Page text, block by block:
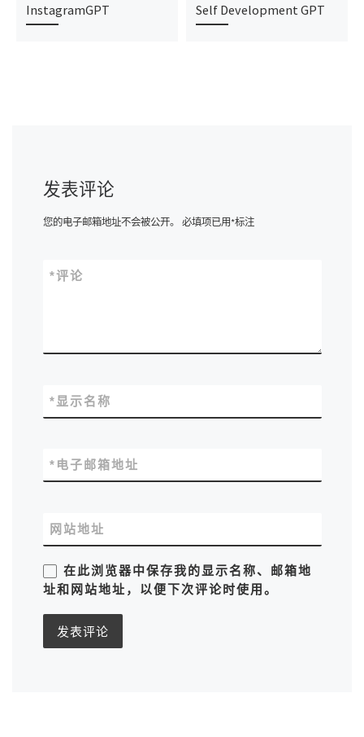
InstagramGPT Self Development GPT
发表评论
您的电子邮箱地址不会被公开。 必填项已用*标注
评论
*
显示名称
*
电子邮箱地址
*
网站地址
在此浏览器中保存我的显示名称、邮箱地
址和网站地址，以便下次评论时使用。